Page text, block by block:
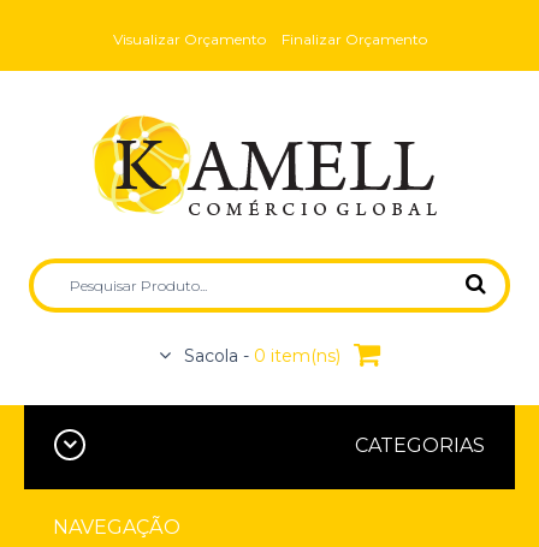
Visualizar Orçamento Finalizar Orçamento
Sacola - 0 item(ns)
CATEGORIAS
NAVEGAÇÃO